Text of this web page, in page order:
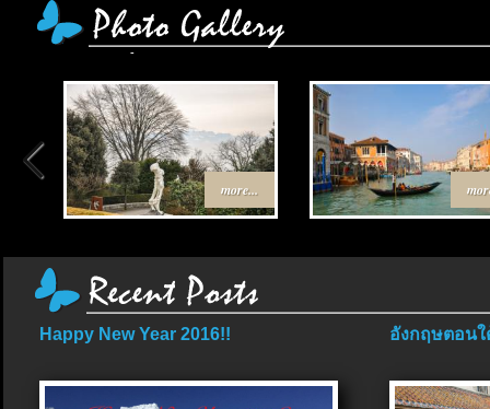
more...
Happy New Year 2016!! อังกฤษตอนใ